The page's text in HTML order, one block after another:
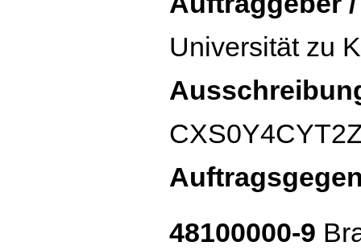
Universität zu
48100000-9